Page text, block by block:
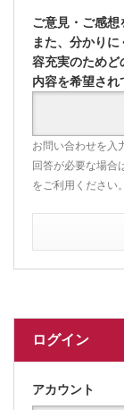
ご意見・ご感想
また、分かり
容充実のためど
内容を希望され
お問い合わせを入
回答が必要な場合
をご利用ください。
ログイン
アカウント